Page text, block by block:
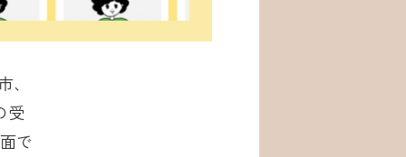
、
受
で